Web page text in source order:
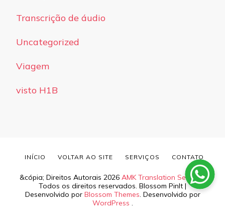
Transcrição de áudio
Uncategorized
Viagem
visto H1B
&cópia; Direitos Autorais 2026 AMK Translation Services.
Todos os direitos reservados. Blossom PinIt |
Desenvolvido por Blossom Themes. Desenvolvido por
WordPress .
INÍCIO VOLTAR AO SITE SERVIÇOS CONTATO